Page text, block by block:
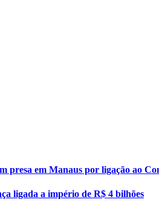
presa em Manaus por ligação ao
ligada a império de R$ 4 bilhões